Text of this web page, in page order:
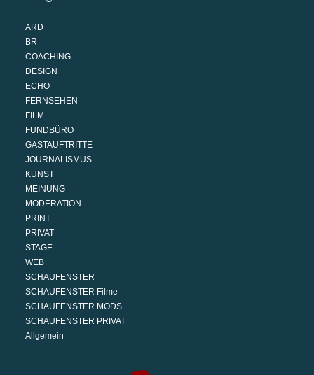
ARD
BR
COACHING
DESIGN
ECHO
FERNSEHEN
FILM
FUNDBÜRO
GASTAUFTRITTE
JOURNALISMUS
KUNST
MEINUNG
MODERATION
PRINT
PRIVAT
STAGE
WEB
SCHAUFENSTER
SCHAUFENSTER Filme
SCHAUFENSTER MODS
SCHAUFENSTER PRIVAT
Allgemein